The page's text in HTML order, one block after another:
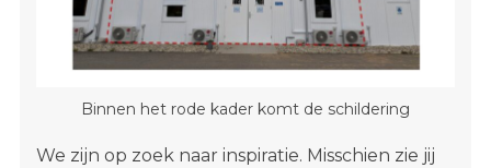
Binnen het rode kader komt de schildering
We zijn op zoek naar inspiratie. Misschien zie jij